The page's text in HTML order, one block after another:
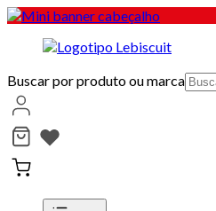
Buscar por produto ou marca